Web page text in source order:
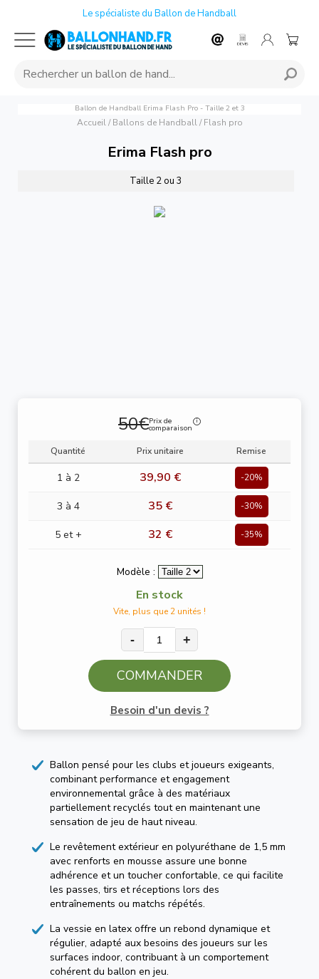
Le spécialiste du Ballon de Handball
Ballon de Handball Erima Flash Pro - Taille 2 et 3
Accueil/ Ballons de Handball/ Flash pro
Erima Flash pro
Taille 2 ou 3
50€Prix de
comparaison
Quantité Prix unitaire Remise
1 à 2 39,90 € -20%
3 à 4 35 € -30%
5 et + 32 € -35%
Modèle :
En stock
Vite, plus que 2 unités !
- +
COMMANDER
Besoin d'un devis ?
Ballon pensé pour les clubs et joueurs exigeants,
combinant performance et engagement
environnemental grâce à des matériaux
partiellement recyclés tout en maintenant une
sensation de jeu de haut niveau.
Le revêtement extérieur en polyuréthane de 1,5 mm
avec renforts en mousse assure une bonne
adhérence et un toucher confortable, ce qui facilite
les passes, tirs et réceptions lors des
entraînements ou matchs répétés.
La vessie en latex offre un rebond dynamique et
régulier, adapté aux besoins des joueurs sur les
surfaces indoor, contribuant à un comportement
cohérent du ballon en jeu.